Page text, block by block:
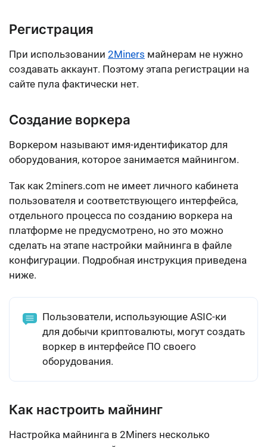
Регистрация
При использовании 2Miners майнерам не нужно
создавать аккаунт. Поэтому этапа регистрации на
сайте пула фактически нет.
Создание воркера
Воркером называют имя-идентификатор для
оборудования, которое занимается майнингом.
Так как 2miners.com не имеет личного кабинета
пользователя и соответствующего интерфейса,
отдельного процесса по созданию воркера на
платформе не предусмотрено, но это можно
сделать на этапе настройки майнинга в файле
конфигурации. Подробная инструкция приведена
ниже.
Пользователи, использующие ASIC-ки
для добычи криптовалюты, могут создать
воркер в интерфейсе ПО своего
оборудования.
Как настроить майнинг
Настройка майнинга в 2Miners несколько